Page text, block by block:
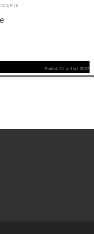
Publié31 juillet 2022